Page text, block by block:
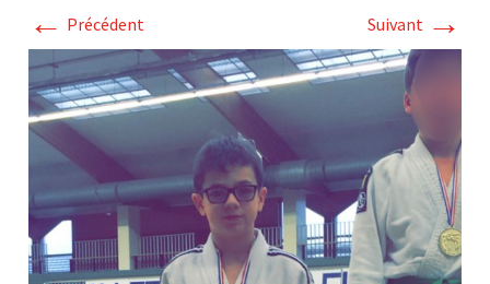
← Précédent Suivant →